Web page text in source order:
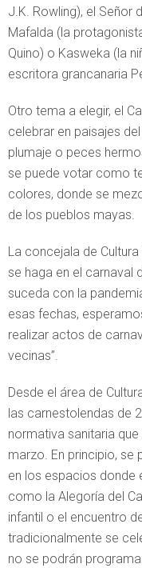
J.K. Rowling), el Señor
Mafalda (la
Quino) o Kasweka (la
escritora grancanaria
Otro tema a elegir, el
celebrar en paisajes
plumaje o peces
se puede votar como
colores, donde se
de los pueblos mayas.
La concejala de
se haga en el carnaval
suceda con la
esas fechas,
realizar actos de
vecinas”.
Desde el área de
las carnestolendas de
normativa sanitaria
marzo. En principio,
en los espacios donde
como la Alegoría del
infantil o el encuentro
tradicionalmente se
no se podrán